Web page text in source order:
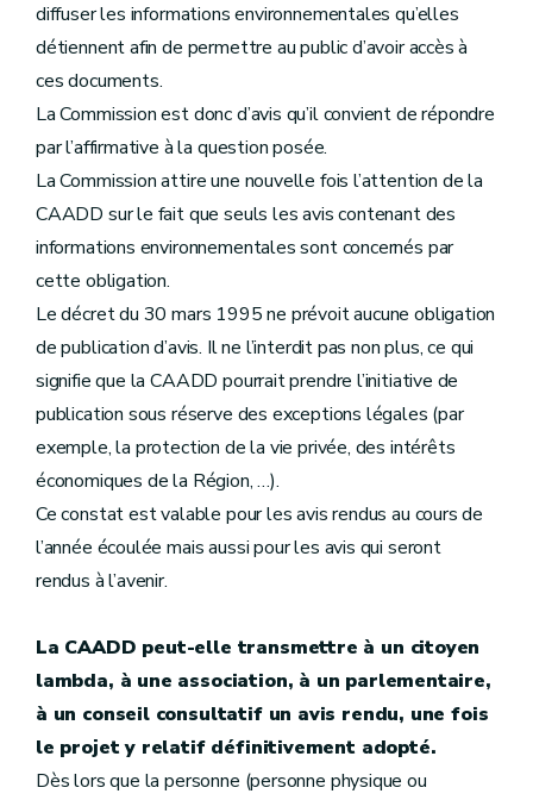
diffuser les informations environnementales qu’elles
détiennent afin de permettre au public d’avoir accès à
ces documents.
La Commission est donc d’avis qu’il convient de répondre
par l’affirmative à la question posée.
La Commission attire une nouvelle fois l’attention de la
CAADD sur le fait que seuls les avis contenant des
informations environnementales sont concernés par
cette obligation.
Le décret du 30 mars 1995 ne prévoit aucune obligation
de publication d’avis. Il ne l’interdit pas non plus, ce qui
signifie que la CAADD pourrait prendre l’initiative de
publication sous réserve des exceptions légales (par
exemple, la protection de la vie privée, des intérêts
économiques de la Région, …).
Ce constat est valable pour les avis rendus au cours de
l’année écoulée mais aussi pour les avis qui seront
rendus à l’avenir.
La CAADD peut-elle transmettre à un citoyen
lambda, à une association, à un parlementaire,
à un conseil consultatif un avis rendu, une fois
le projet y relatif définitivement adopté.
Dès lors que la personne (personne physique ou